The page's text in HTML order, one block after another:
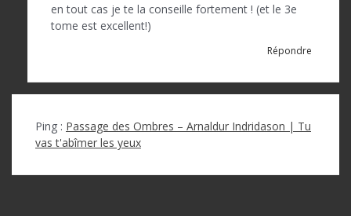
en tout cas je te la conseille fortement ! (et le 3e
tome est excellent!)
Répondre
Ping : Passage des Ombres – Arnaldur Indridason | Tu
vas t'abîmer les yeux